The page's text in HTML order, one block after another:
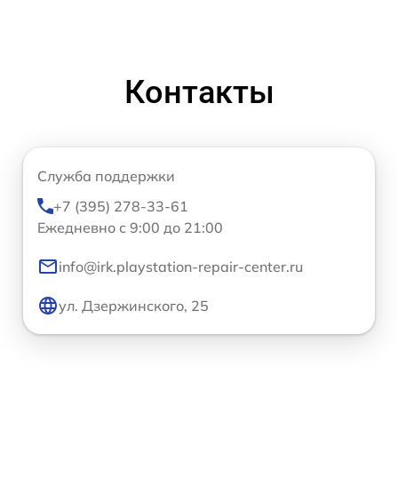
Контакты
Служба поддержки
+7 (395) 278-33-61
Ежедневно с 9:00 до 21:00
info@irk.playstation-repair-center.ru
ул. Дзержинского, 25